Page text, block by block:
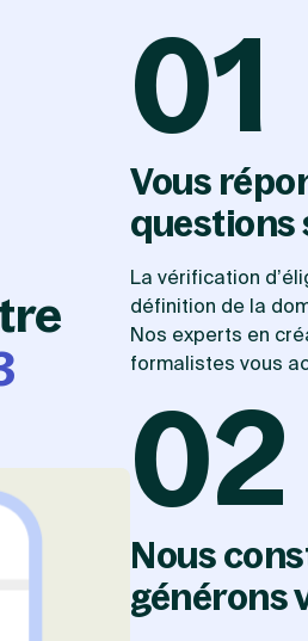
01
Vous
questions
La vérification
définition de la
Nos experts en
formalistes vous
02
Nous
générons